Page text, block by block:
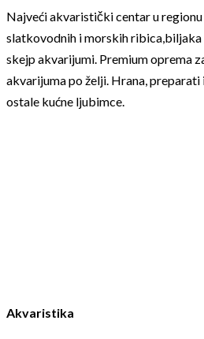
Najveći akvaristički centar u
slatkovodnih i morskih
skejp akvarijumi. Premium oprema
akvarijuma po želji. Hrana, preparati
ostale kućne ljubimce.
Akvaristika